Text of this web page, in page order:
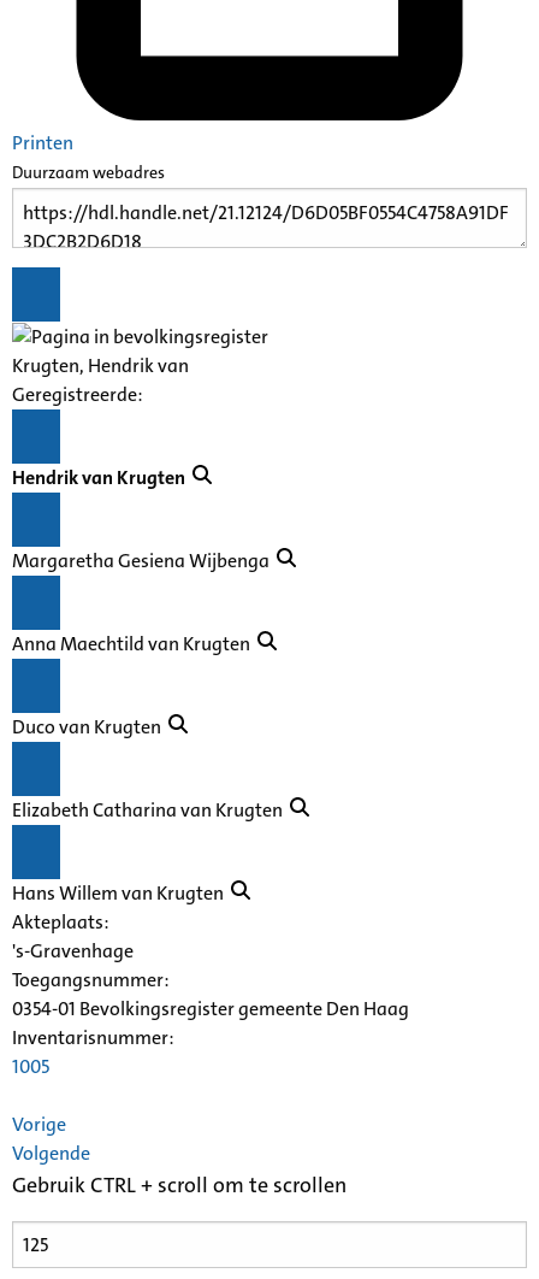
Printen
Duurzaam webadres
Krugten, Hendrik van
Geregistreerde:
Hendrik van Krugten
Margaretha Gesiena Wijbenga
Anna Maechtild van Krugten
Duco van Krugten
Elizabeth Catharina van Krugten
Hans Willem van Krugten
Akteplaats:
's-Gravenhage
Toegangsnummer:
0354-01 Bevolkingsregister gemeente Den Haag
Inventarisnummer:
1005
Vorige
Volgende
Gebruik CTRL + scroll om te scrollen